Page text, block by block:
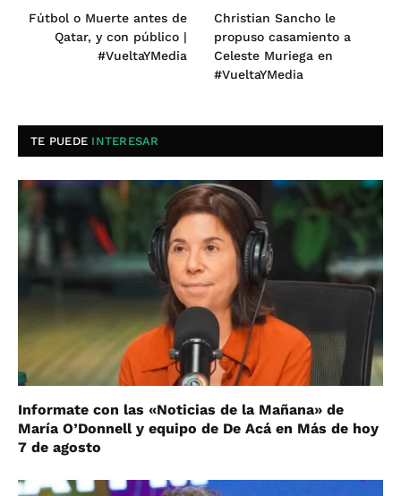
Fútbol o Muerte antes de
Qatar, y con público |
#VueltaYMedia
Christian Sancho le
propuso casamiento a
Celeste Muriega en
#VueltaYMedia
TE PUEDE INTERESAR
Informate con las «Noticias de la Mañana» de
María O’Donnell y equipo de De Acá en Más de hoy
7 de agosto